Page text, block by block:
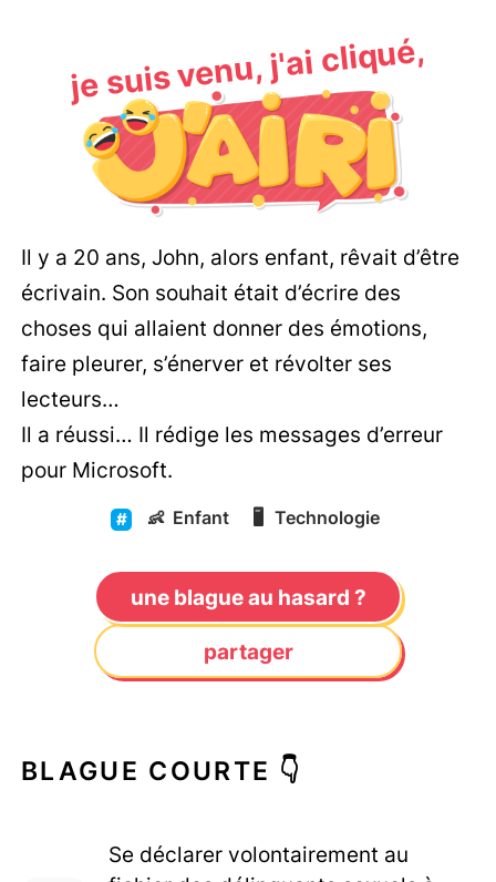
je suis venu, j'ai cliqué,
Il y a 20 ans, John, alors enfant, rêvait d’être
écrivain. Son souhait était d’écrire des
choses qui allaient donner des émotions,
faire pleurer, s’énerver et révolter ses
lecteurs…
Il a réussi… Il rédige les messages d’erreur
pour Microsoft.
👶 Enfant 🖥️ Technologie
une blague au hasard ?
partager
BLAGUE COURTE 👇
Se déclarer volontairement au